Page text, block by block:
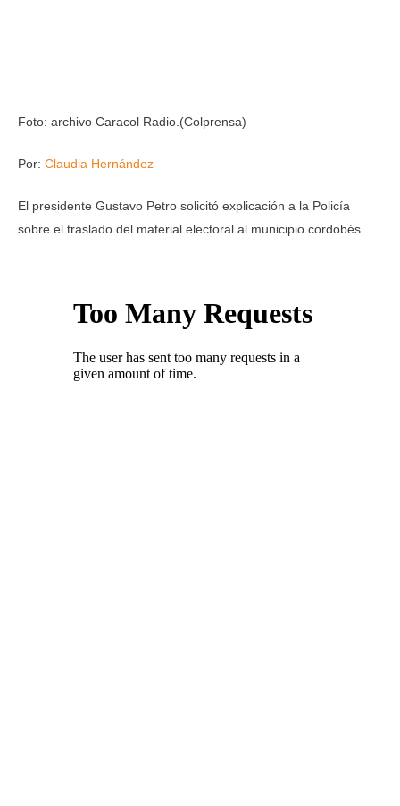
Foto: archivo Caracol Radio.(Colprensa)
Por: Claudia Hernández
El presidente Gustavo Petro solicitó explicación a la Policía
sobre el traslado del material electoral al municipio cordobés